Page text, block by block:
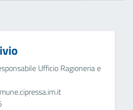
Ufficio Ragioneria e